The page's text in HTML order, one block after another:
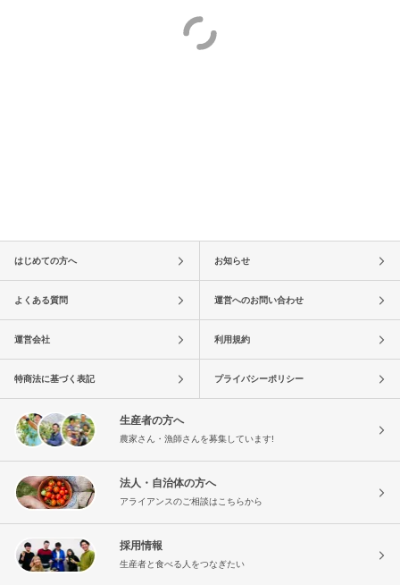
はじめての方へ お知らせ
よくある質問 運営へのお問い合わせ
運営会社 利用規約
特商法に基づく表記 プライバシーポリシー
生産者の方へ
農家さん・漁師さんを募集しています!
法人・自治体の方へ
アライアンスのご相談はこちらから
採用情報
生産者と食べる人をつなぎたい